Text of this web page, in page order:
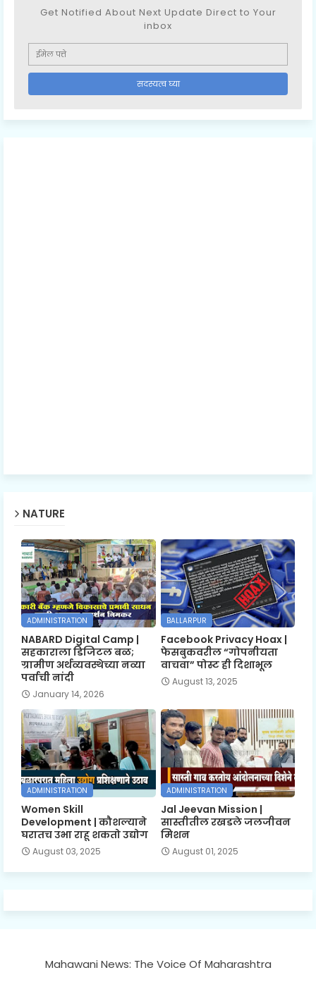
Get Notified About Next Update Direct to Your
inbox
NATURE
ADMINISTRATION
NABARD Digital Camp |
सहकाराला डिजिटल बळ;
ग्रामीण अर्थव्यवस्थेच्या नव्या
पर्वाची नांदी
January 14, 2026
BALLARPUR
Facebook Privacy Hoax |
फेसबुकवरील “गोपनीयता
वाचवा” पोस्ट ही दिशाभूल
August 13, 2025
ADMINISTRATION
Women Skill
Development | कौशल्याने
घरातच उभा राहू शकतो उद्योग
August 03, 2025
ADMINISTRATION
Jal Jeevan Mission |
सास्तीतील रखडले जलजीवन
मिशन
August 01, 2025
Mahawani News: The Voice Of Maharashtra